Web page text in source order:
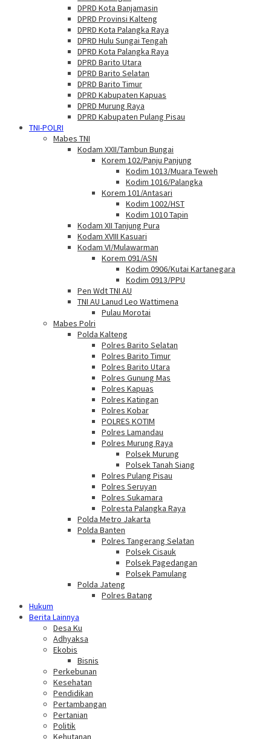
DPRD Kota Banjamasin
DPRD Provinsi Kalteng
DPRD Kota Palangka Raya
DPRD Hulu Sungai Tengah
DPRD Kota Palangka Raya
DPRD Barito Utara
DPRD Barito Selatan
DPRD Barito Timur
DPRD Kabupaten Kapuas
DPRD Murung Raya
DPRD Kabupaten Pulang Pisau
TNI-POLRI
Mabes TNI
Kodam XXII/Tambun Bungai
Korem 102/Panju Panjung
Kodim 1013/Muara Teweh
Kodim 1016/Palangka
Korem 101/Antasari
Kodim 1002/HST
Kodim 1010 Tapin
Kodam XII Tanjung Pura
Kodam XVIII Kasuari
Kodam VI/Mulawarman
Korem 091/ASN
Kodim 0906/Kutai Kartanegara
Kodim 0913/PPU
Pen Wdt TNI AU
TNI AU Lanud Leo Wattimena
Pulau Morotai
Mabes Polri
Polda Kalteng
Polres Barito Selatan
Polres Barito Timur
Polres Barito Utara
Polres Gunung Mas
Polres Kapuas
Polres Katingan
Polres Kobar
POLRES KOTIM
Polres Lamandau
Polres Murung Raya
Polsek Murung
Polsek Tanah Siang
Polres Pulang Pisau
Polres Seruyan
Polres Sukamara
Polresta Palangka Raya
Polda Metro Jakarta
Polda Banten
Polres Tangerang Selatan
Polsek Cisauk
Polsek Pagedangan
Polsek Pamulang
Polda Jateng
Polres Batang
Hukum
Berita Lainnya
Desa Ku
Adhyaksa
Ekobis
Bisnis
Perkebunan
Kesehatan
Pendidikan
Pertambangan
Pertanian
Politik
Kehutanan